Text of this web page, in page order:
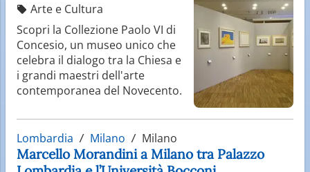
Arte e Cultura
Scopri la Collezione Paolo VI di
Concesio, un museo unico che
celebra il dialogo tra la Chiesa e
i grandi maestri dell'arte
contemporanea del Novecento.
Lombardia Milano Milano
Marcello Morandini a Milano tra Palazzo